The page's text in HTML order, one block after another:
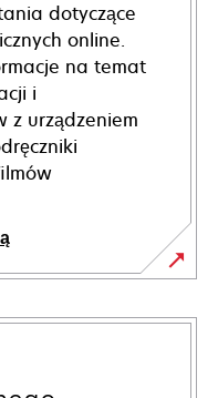
dotyczące
online.
na temat
i
z urządzeniem